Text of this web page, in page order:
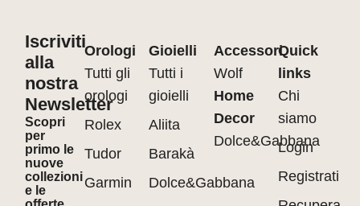
Iscriviti
alla
nostra
Newsletter
Scopri
per
primo le
nuove
collezioni
e le
Orologi
Tutti gli
orologi
Rolex
Tudor
Garmin
Gioielli
Tutti i
gioielli
Aliita
Barakà
Dolce&Gabbana
Accessori
Wolf
Home
Decor
Dolce&Gabbana
Quick
links
Chi
siamo
Login
Registrati